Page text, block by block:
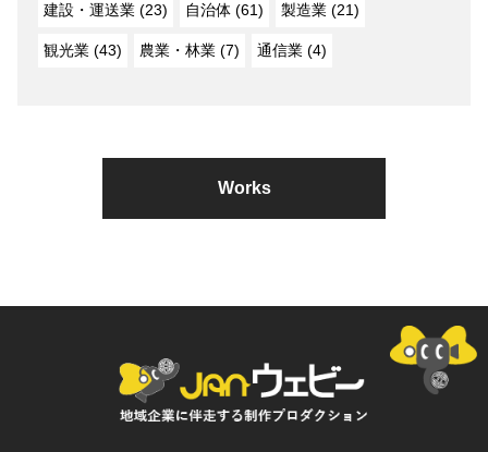
建設・運送業 (23) 自治体 (61) 製造業 (21)
観光業 (43) 農業・林業 (7) 通信業 (4)
Works